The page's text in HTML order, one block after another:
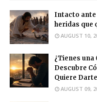
Intacto ante
heridas
AUGUST 10,
¿Tienes
Descubre
Quiere Darte
AUGUST 09,